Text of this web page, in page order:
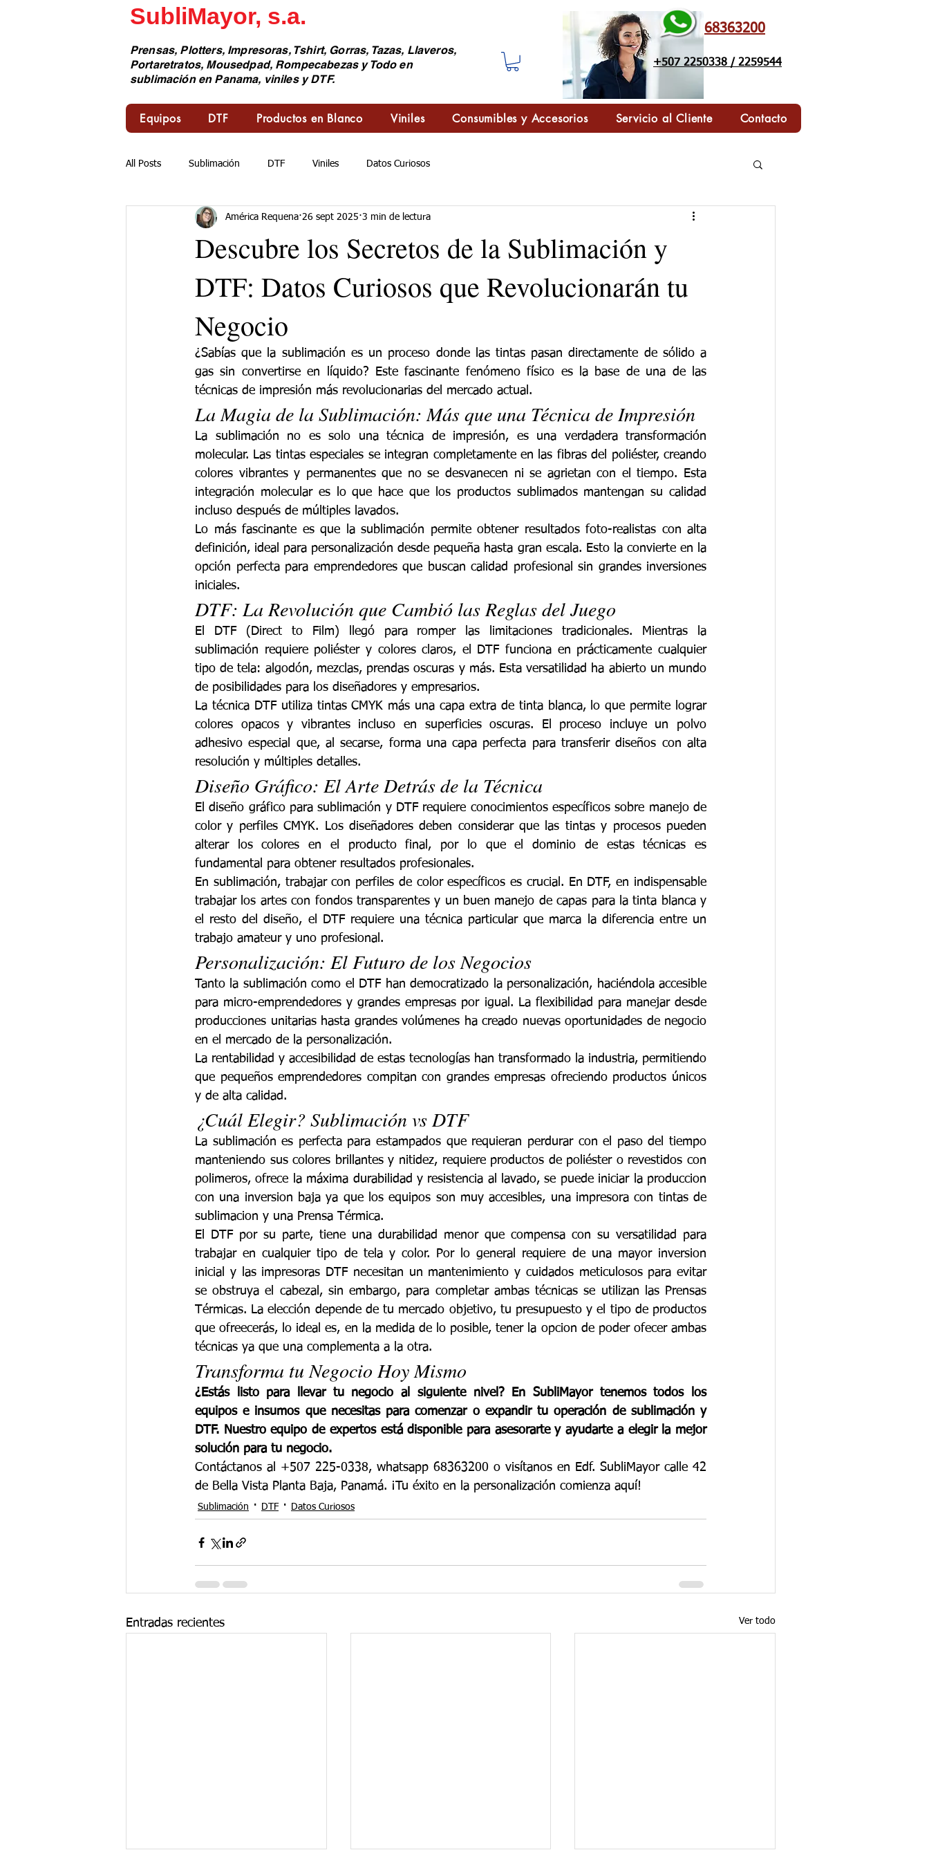
SubliMayor, s.a.
Prensas, Plotters, Impresoras, Tshirt, Gorras, Tazas, Llaveros,
Portaretratos, Mousedpad, Rompecabezas y Todo en
sublimación en Panama, viniles y DTF.
68363200
+507 2250338 / 2259544
Equipos DTF Productos en Blanco Viniles Consumibles y Accesorios Servicio al Cliente Contacto
All Posts Sublimación DTF Viniles Datos Curiosos
Descubre los Secretos de la Sublimación y
DTF: Datos Curiosos que Revolucionarán tu
Negocio
América Requena 26 sept 2025 3 min de lectura
¿Sabías que la sublimación es un proceso donde las tintas pasan directamente de sólido a
gas sin convertirse en líquido? Este fascinante fenómeno físico es la base de una de las
técnicas de impresión más revolucionarias del mercado actual.
La Magia de la Sublimación: Más que una Técnica de Impresión
La sublimación no es solo una técnica de impresión, es una verdadera transformación
molecular. Las tintas especiales se integran completamente en las fibras del poliéster, creando
colores vibrantes y permanentes que no se desvanecen ni se agrietan con el tiempo. Esta
integración molecular es lo que hace que los productos sublimados mantengan su calidad
incluso después de múltiples lavados.
Lo más fascinante es que la sublimación permite obtener resultados foto-realistas con alta
definición, ideal para personalización desde pequeña hasta gran escala. Esto la convierte en la
opción perfecta para emprendedores que buscan calidad profesional sin grandes inversiones
iniciales.
DTF: La Revolución que Cambió las Reglas del Juego
El DTF (Direct to Film) llegó para romper las limitaciones tradicionales. Mientras la
sublimación requiere poliéster y colores claros, el DTF funciona en prácticamente cualquier
tipo de tela: algodón, mezclas, prendas oscuras y más. Esta versatilidad ha abierto un mundo
de posibilidades para los diseñadores y empresarios.
La técnica DTF utiliza tintas CMYK más una capa extra de tinta blanca, lo que permite lograr
colores opacos y vibrantes incluso en superficies oscuras. El proceso incluye un polvo
adhesivo especial que, al secarse, forma una capa perfecta para transferir diseños con alta
resolución y múltiples detalles.
Diseño Gráfico: El Arte Detrás de la Técnica
El diseño gráfico para sublimación y DTF requiere conocimientos específicos sobre manejo de
color y perfiles CMYK. Los diseñadores deben considerar que las tintas y procesos pueden
alterar los colores en el producto final, por lo que el dominio de estas técnicas es
fundamental para obtener resultados profesionales.
En sublimación, trabajar con perfiles de color específicos es crucial. En DTF, en indispensable
trabajar los artes con fondos transparentes y un buen manejo de capas para la tinta blanca y
el resto del diseño, el DTF requiere una técnica particular que marca la diferencia entre un
trabajo amateur y uno profesional.
Personalización: El Futuro de los Negocios
Tanto la sublimación como el DTF han democratizado la personalización, haciéndola accesible
para micro-emprendedores y grandes empresas por igual. La flexibilidad para manejar desde
producciones unitarias hasta grandes volúmenes ha creado nuevas oportunidades de negocio
en el mercado de la personalización.
La rentabilidad y accesibilidad de estas tecnologías han transformado la industria, permitiendo
que pequeños emprendedores compitan con grandes empresas ofreciendo productos únicos
y de alta calidad.
¿Cuál Elegir? Sublimación vs DTF
La sublimación es perfecta para estampados que requieran perdurar con el paso del tiempo
manteniendo sus colores brillantes y nitidez, requiere productos de poliéster o revestidos con
polimeros, ofrece la máxima durabilidad y resistencia al lavado, se puede iniciar la produccion
con una inversion baja ya que los equipos son muy accesibles, una impresora con tintas de
sublimacion y una Prensa Térmica.
El DTF por su parte, tiene una durabilidad menor que compensa con su versatilidad para
trabajar en cualquier tipo de tela y color. Por lo general requiere de una mayor inversion
inicial y las impresoras DTF necesitan un mantenimiento y cuidados meticulosos para evitar
se obstruya el cabezal, sin embargo, para completar ambas técnicas se utilizan las Prensas
Térmicas. La elección depende de tu mercado objetivo, tu presupuesto y el tipo de productos
que ofreecerás, lo ideal es, en la medida de lo posible, tener la opcion de poder ofecer ambas
técnicas ya que una complementa a la otra.
Transforma tu Negocio Hoy Mismo
¿Estás listo para llevar tu negocio al siguiente nivel? En SubliMayor tenemos todos los
equipos e insumos que necesitas para comenzar o expandir tu operación de sublimación y
DTF. Nuestro equipo de expertos está disponible para asesorarte y ayudarte a elegir la mejor
solución para tu negocio.
Contáctanos al +507 225-0338, whatsapp 68363200 o visítanos en Edf. SubliMayor calle 42
de Bella Vista Planta Baja, Panamá. ¡Tu éxito en la personalización comienza aquí!
Sublimación DTF Datos Curiosos
Entradas recientes Ver todo